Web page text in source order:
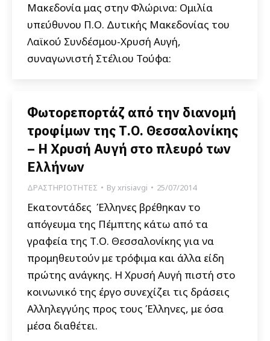
Μακεδονία μας στην Φλώρινα: Ομιλία
υπεύθυνου Π.Ο. Δυτικής Μακεδονίας του
Λαϊκού Συνδέσμου-Χρυσή Αυγή,
συναγωνιστή Στέλιου Τούφα:
Φωτορεπορτάζ από την διανομή
τροφίμων της Τ.Ο. Θεσσαλονίκης
– Η Χρυσή Αυγή στο πλευρό των
Ελλήνων
ΔΡΑΣΤΗΡΙΟΤΗΤΕΣ Byxrisiavgi 25/07/2014
Εκατοντάδες Έλληνες βρέθηκαν το
απόγευμα της Πέμπτης κάτω από τα
γραφεία της Τ.Ο. Θεσσαλονίκης για να
προμηθευτούν με τρόφιμα και άλλα είδη
πρώτης ανάγκης. Η Χρυσή Αυγή πιστή στο
κοινωνικό της έργο συνεχίζει τις δράσεις
Αλληλεγγύης προς τους Έλληνες, με όσα
μέσα διαθέτει.